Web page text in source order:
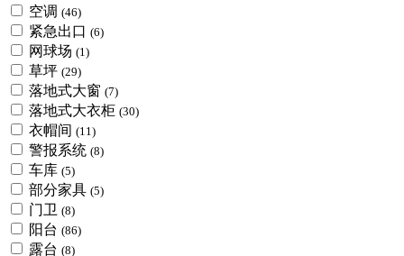
空调 (46)
紧急出口 (6)
网球场 (1)
草坪 (29)
落地式大窗 (7)
落地式大衣柜 (30)
衣帽间 (11)
警报系统 (8)
车库 (5)
部分家具 (5)
门卫 (8)
阳台 (86)
露台 (8)